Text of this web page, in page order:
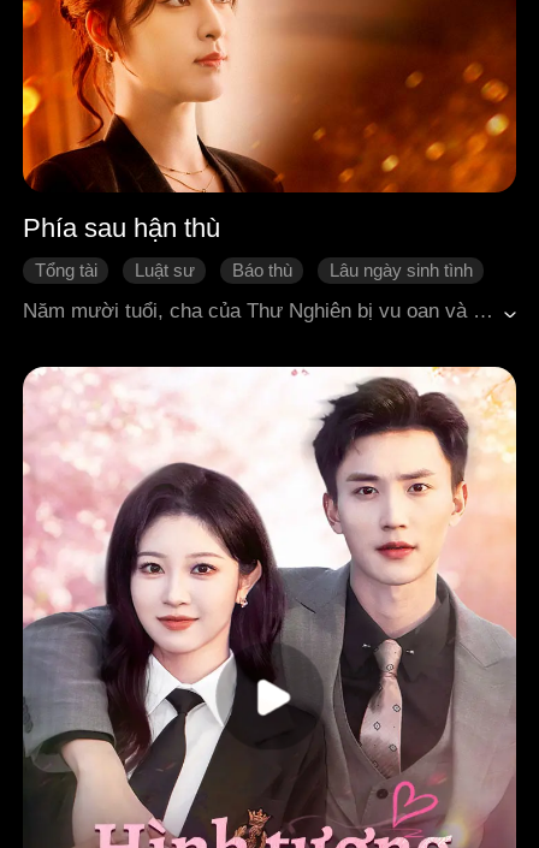
Phía sau hận thù
Tổng tài Luật sư Báo thù
Lâu ngày sinh tình
Ngọt sủng
Ngôn tình hiện đại
Năm mười tuổi, cha của Thư Nghiên bị vu oan và chết thảm, thế giới của cô sụp đổ. Nhiều năm sau, mang theo "thanh đao lật án" trong tay, cô giả vờ tiếp cận Phó Lệ Sơn, con trai của kẻ tình nghi, cũng là người cô tin có liên quan đến cái chết của cha mình. Thế nhưng, anh sớm đã nhìn thấu lớp vỏ ngụy trang của cô, trong mắt giấu kín nỗi áy náy và dung túng suốt mười năm chưa từng thổ lộ. Những lần thăm dò là thật, nhưng rung động cũng là thật. Giữa lưới tình và hận, hai người giằng co từng bước. Khi màn sương mù bao phủ vụ án năm xưa dần tan biến, chân tướng hiện rõ, cuộc tiếp cận bắt nguồn từ thù hận cuối cùng lại tan vỡ trong sự va chạm giữa sự thật và trái tim, để rồi họ gạt bỏ hận thù, ôm chặt lấy nhau.